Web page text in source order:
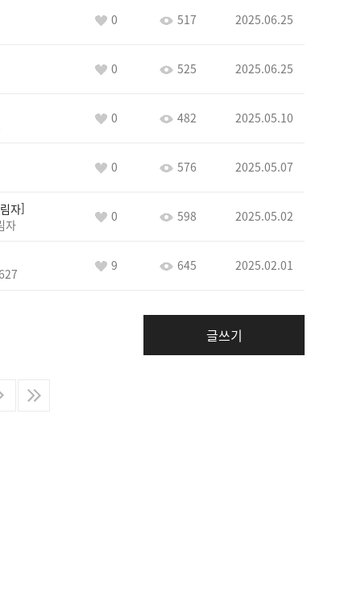
0 517 2025.06.25
0 525 2025.06.25
0 482 2025.05.10
0 576 2025.05.07
자
자
0 598 2025.05.02
9 645 2025.02.01
글쓰기